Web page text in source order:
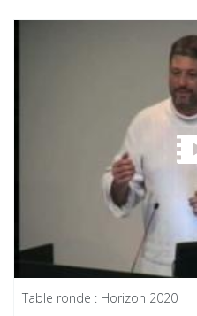
Table ronde : Horizon 2020